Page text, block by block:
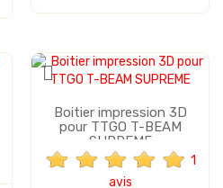
Boitier impression 3D
pour TTGO T-BEAM
SUPREME
1
avis